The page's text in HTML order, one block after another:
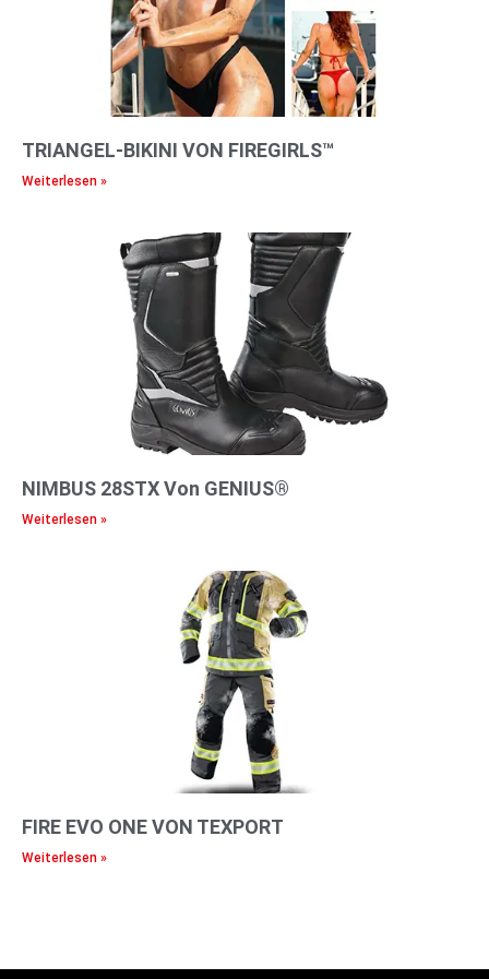
TRIANGEL-BIKINI VON FIREGIRLS™
Weiterlesen »
NIMBUS 28STX Von GENIUS®
Weiterlesen »
FIRE EVO ONE VON TEXPORT
Weiterlesen »